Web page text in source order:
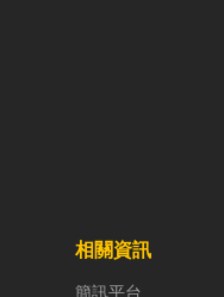
日益嚴苛的趨
相關資訊
簡訊平台